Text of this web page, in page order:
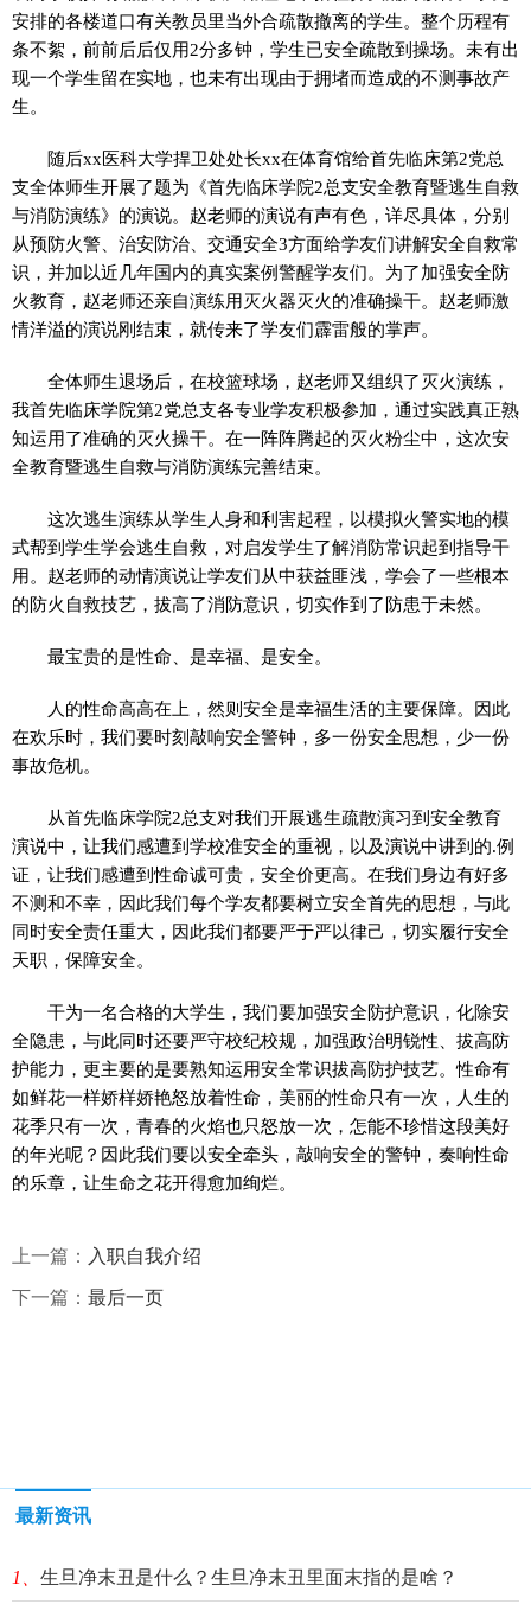
安排的各楼道口有关教员里当外合疏散撤离的学生。整个历程有
条不絮，前前后后仅用2分多钟，学生已安全疏散到操场。未有出
现一个学生留在实地，也未有出现由于拥堵而造成的不测事故产
生。
随后xx医科大学捍卫处处长xx在体育馆给首先临床第2党总
支全体师生开展了题为《首先临床学院2总支安全教育暨逃生自救
与消防演练》的演说。赵老师的演说有声有色，详尽具体，分别
从预防火警、治安防治、交通安全3方面给学友们讲解安全自救常
识，并加以近几年国内的真实案例警醒学友们。为了加强安全防
火教育，赵老师还亲自演练用灭火器灭火的准确操干。赵老师激
情洋溢的演说刚结束，就传来了学友们霹雷般的掌声。
全体师生退场后，在校篮球场，赵老师又组织了灭火演练，
我首先临床学院第2党总支各专业学友积极参加，通过实践真正熟
知运用了准确的灭火操干。在一阵阵腾起的灭火粉尘中，这次安
全教育暨逃生自救与消防演练完善结束。
这次逃生演练从学生人身和利害起程，以模拟火警实地的模
式帮到学生学会逃生自救，对启发学生了解消防常识起到指导干
用。赵老师的动情演说让学友们从中获益匪浅，学会了一些根本
的防火自救技艺，拔高了消防意识，切实作到了防患于未然。
最宝贵的是性命、是幸福、是安全。
人的性命高高在上，然则安全是幸福生活的主要保障。因此
在欢乐时，我们要时刻敲响安全警钟，多一份安全思想，少一份
事故危机。
从首先临床学院2总支对我们开展逃生疏散演习到安全教育
演说中，让我们感遭到学校准安全的重视，以及演说中讲到的.例
证，让我们感遭到性命诚可贵，安全价更高。在我们身边有好多
不测和不幸，因此我们每个学友都要树立安全首先的思想，与此
同时安全责任重大，因此我们都要严于严以律己，切实履行安全
天职，保障安全。
干为一名合格的大学生，我们要加强安全防护意识，化除安
全隐患，与此同时还要严守校纪校规，加强政治明锐性、拔高防
护能力，更主要的是要熟知运用安全常识拔高防护技艺。性命有
如鲜花一样娇样娇艳怒放着性命，美丽的性命只有一次，人生的
花季只有一次，青春的火焰也只怒放一次，怎能不珍惜这段美好
的年光呢？因此我们要以安全牵头，敲响安全的警钟，奏响性命
的乐章，让生命之花开得愈加绚烂。
上一篇： 入职自我介绍
下一篇： 最后一页
最新资讯
1、 生旦净末丑是什么？生旦净末丑里面末指的是啥？